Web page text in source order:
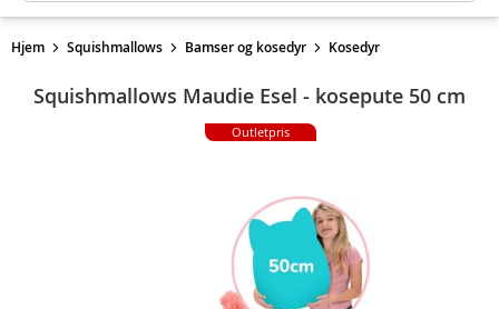
Hjem Squishmallows Bamser og kosedyr Kosedyr
Squishmallows Maudie Esel - kosepute 50 cm
Outletpris